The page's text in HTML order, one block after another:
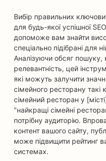
Вибір правильних
для будь-якої успішної
допоможе вам знайти
спеціально підібрані для
Аналізуючи обсяг пошуку,
релевантність, цей
які можуть залучити
сімейного ресторану
сімейний ресторан у
"найкращі сімейні
потрібну аудиторію.
контент вашого сайту,
може підвищити рейтинг
системах.